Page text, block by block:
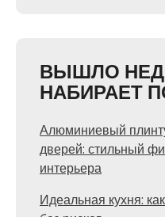
ВЫШЛО
НАБИРАЕТ
Алюминиевый
дверей: стильный
интерьера
Идеальная кухня: